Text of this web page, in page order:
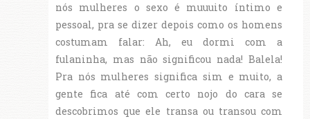
nós mulheres o sexo é muuuito íntimo e
pessoal, pra se dizer depois como os homens
costumam falar: Ah, eu dormi com a
fulaninha, mas não significou nada! Balela!
Pra nós mulheres significa sim e muito, a
gente fica até com certo nojo do cara se
descobrimos que ele transa ou transou com